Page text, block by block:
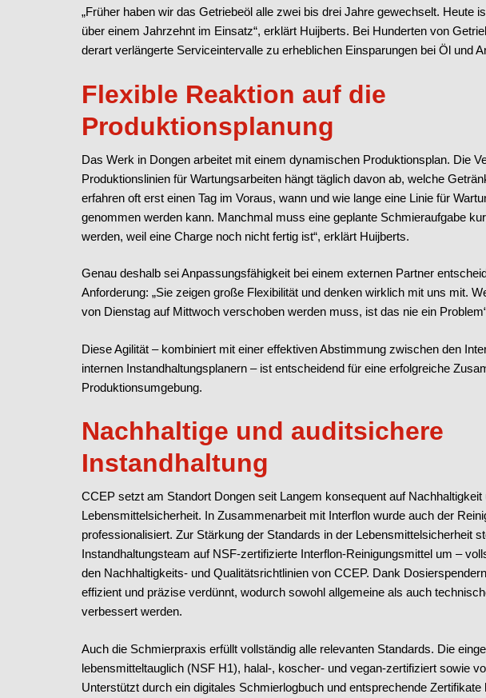
„Früher haben wir das Getriebeöl alle zwei bis drei Jahre gewechselt. Heute
über einem Jahrzehnt im Einsatz“, erklärt Huijberts. Bei Hunderten von
derart verlängerte Serviceintervalle zu erheblichen Einsparungen bei Öl und
Flexible Reaktion auf die
Produktionsplanung
Das Werk in Dongen arbeitet mit einem dynamischen Produktionsplan. Die
Produktionslinien für Wartungsarbeiten hängt täglich davon ab, welche
erfahren oft erst einen Tag im Voraus, wann und wie lange eine Linie für
genommen werden kann. Manchmal muss eine geplante Schmieraufgabe
werden, weil eine Charge noch nicht fertig ist“, erklärt Huijberts.
Genau deshalb sei Anpassungsfähigkeit bei einem externen Partner
Anforderung: „Sie zeigen große Flexibilität und denken wirklich mit uns mit.
von Dienstag auf Mittwoch verschoben werden muss, ist das nie ein
Diese Agilität – kombiniert mit einer effektiven Abstimmung zwischen den
internen Instandhaltungsplanern – ist entscheidend für eine erfolgreiche
Produktionsumgebung.
Nachhaltige und auditsichere
Instandhaltung
CCEP setzt am Standort Dongen seit Langem konsequent auf Nachhaltigkeit
Lebensmittelsicherheit. In Zusammenarbeit mit Interflon wurde auch der
professionalisiert. Zur Stärkung der Standards in der Lebensmittelsicherheit
Instandhaltungsteam auf NSF-zertifizierte Interflon-Reinigungsmittel um –
den Nachhaltigkeits- und Qualitätsrichtlinien von CCEP. Dank
effizient und präzise verdünnt, wodurch sowohl allgemeine als auch
verbessert werden.
Auch die Schmierpraxis erfüllt vollständig alle relevanten Standards. Die
lebensmitteltauglich (NSF H1), halal-, koscher- und vegan-zertifiziert sowie
Unterstützt durch ein digitales Schmierlogbuch und entsprechende Zertifikate